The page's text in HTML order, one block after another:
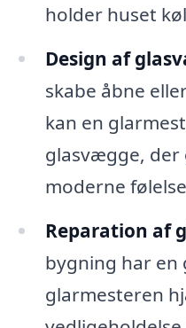
holder huset
Design af
skabe åbne
kan en
glasvægge, der
moderne
Reparation af
bygning har en
glarmesteren